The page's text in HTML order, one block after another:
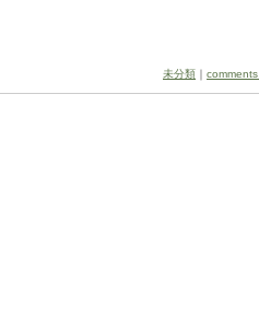
未分類 ｜ comments